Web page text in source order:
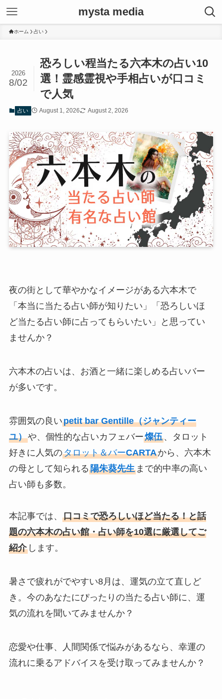
mysta media
ホーム 占い
恐ろしい程当たる六本木の占い10
選！霊感霊視や手相占いが口コミ
で人気
2026
8/02
占い August 1, 2026 August 2, 2026
夜の街として華やかなイメージがある六本木で
「本当に当たる占い師が知りたい」「恐ろしいほ
ど当たる占い師に占ってもらいたい」と思ってい
ませんか？
六本木の占いは、お酒と一緒に楽しめる占いバー
が多いです。
雰囲気の良いpetit bar Gentille（ジャンティー
ユ）や、個性的な占いカフェバー燦伍、タロット
好きに人気のタロット＆バーCARTAから、六本木
の母として知られる陽朱葵先生まで的中率の高い
占い師も多数。
本記事では、 口コミで恐ろしいほど当たる！と話
題の六本木の占い館・占い師を10選に厳選してご
紹介します。
暑さで疲れがでやすい8月は、運気の立て直しど
き。今のあなたにぴったりの当たる占い師に、運
気の流れを聞いてみませんか？
恋愛や仕事、人間関係で悩みがあるなら、幸運の
流れに乗るアドバイスを受け取ってみませんか？